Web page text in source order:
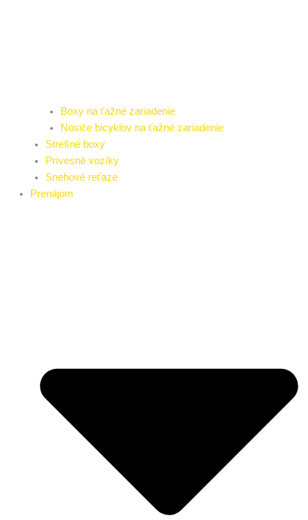
Boxy na ťažné zariadenie
Nosiče bicyklov na ťažné zariadenie
Strešné boxy
Prívesné vozíky
Snehové reťaze
Prenájom